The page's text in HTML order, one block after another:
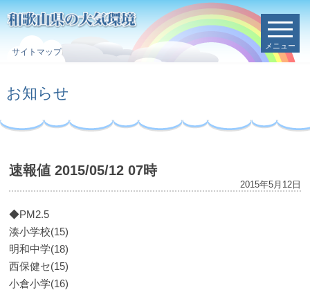
サイトマップ
メニュー
お知らせ
速報値 2015/05/12 07時
2015年5月12日
◆PM2.5
湊小学校(15)
明和中学(18)
西保健セ(15)
小倉小学(16)